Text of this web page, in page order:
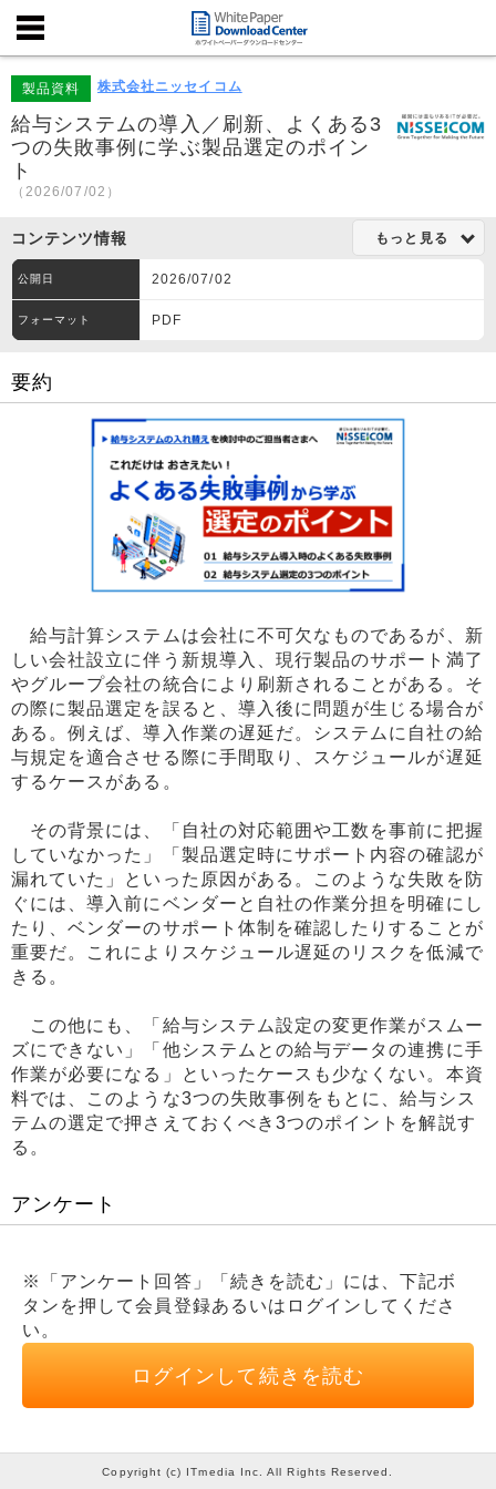
製品資料 株式会社ニッセイコム
給与システムの導入／刷新、よくある3
つの失敗事例に学ぶ製品選定のポイン
ト
（2026/07/02）
コンテンツ情報 もっと見る
公開日 2026/07/02
フォーマット PDF
要約
給与計算システムは会社に不可欠なものであるが、新
しい会社設立に伴う新規導入、現行製品のサポート満了
やグループ会社の統合により刷新されることがある。そ
の際に製品選定を誤ると、導入後に問題が生じる場合が
ある。例えば、導入作業の遅延だ。システムに自社の給
与規定を適合させる際に手間取り、スケジュールが遅延
するケースがある。
その背景には、「自社の対応範囲や工数を事前に把握
していなかった」「製品選定時にサポート内容の確認が
漏れていた」といった原因がある。このような失敗を防
ぐには、導入前にベンダーと自社の作業分担を明確にし
たり、ベンダーのサポート体制を確認したりすることが
重要だ。これによりスケジュール遅延のリスクを低減で
きる。
この他にも、「給与システム設定の変更作業がスムー
ズにできない」「他システムとの給与データの連携に手
作業が必要になる」といったケースも少なくない。本資
料では、このような3つの失敗事例をもとに、給与シス
テムの選定で押さえておくべき3つのポイントを解説す
る。
アンケート
※「アンケート回答」「続きを読む」には、下記ボ
タンを押して会員登録あるいはログインしてくださ
い。
ログインして続きを読む
Copyright (c) ITmedia Inc. All Rights Reserved.